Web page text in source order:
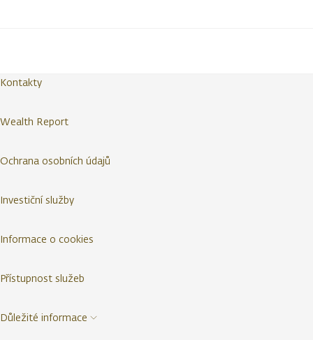
Kontakty
Wealth Report
Ochrana osobních údajů
Investiční služby
Informace o cookies
Přístupnost služeb
Důležité informace